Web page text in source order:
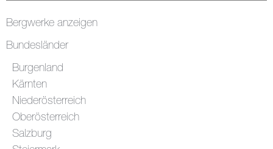
Bergwerke anzeigen
Bundesländer
Burgenland
Kärnten
Niederösterreich
Oberösterreich
Salzburg